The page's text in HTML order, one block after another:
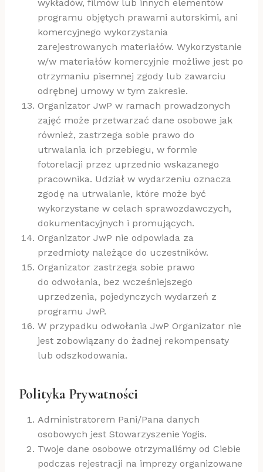
wykładów, filmów lub innych elementów
programu objętych prawami autorskimi, ani
komercyjnego wykorzystania
zarejestrowanych materiałów. Wykorzystanie
w/w materiałów komercyjnie możliwe jest po
otrzymaniu pisemnej zgody lub zawarciu
odrębnej umowy w tym zakresie.
Organizator JwP w ramach prowadzonych
zajęć może przetwarzać dane osobowe jak
również, zastrzega sobie prawo do
utrwalania ich przebiegu, w formie
fotorelacji przez uprzednio wskazanego
pracownika. Udział w wydarzeniu oznacza
zgodę na utrwalanie, które może być
wykorzystane w celach sprawozdawczych,
dokumentacyjnych i promujących.
Organizator JwP nie odpowiada za
przedmioty należące do uczestników.
Organizator zastrzega sobie prawo
do odwołania, bez wcześniejszego
uprzedzenia, pojedynczych wydarzeń z
programu JwP.
W przypadku odwołania JwP Organizator nie
jest zobowiązany do żadnej rekompensaty
lub odszkodowania.
Polityka Prywatności
Administratorem Pani/Pana danych
osobowych jest Stowarzyszenie Yogis.
Twoje dane osobowe otrzymaliśmy od Ciebie
podczas rejestracji na imprezy organizowane